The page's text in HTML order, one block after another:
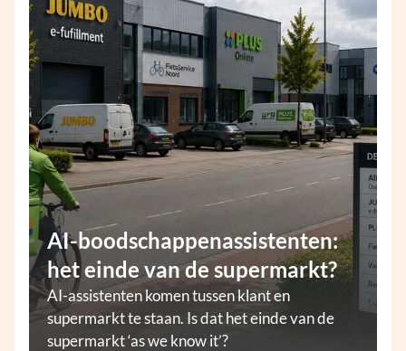
AI-boodschappenassistenten:
het einde van de supermarkt?
AI-assistenten komen tussen klant en
supermarkt te staan. Is dat het einde van de
supermarkt ‘as we know it’?